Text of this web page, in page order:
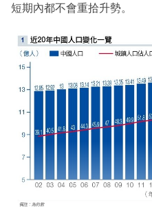
短期內都不會重拾升勢。